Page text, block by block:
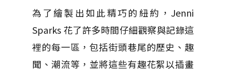
為了繪製出如此精巧的紐約，Jenni
Sparks 花了許多時間仔細觀察與記錄這
裡的每一區，包括街頭巷尾的歷史、趣
聞、潮流等，並將這些有趣花絮以插畫